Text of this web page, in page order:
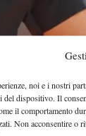
noi e i nostri
del dispositivo. Il
il comportamento
Non acconsentire o
Cinàal